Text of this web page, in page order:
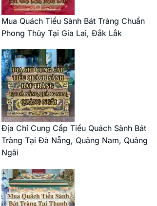
Mua Quách Tiểu Sành Bát Tràng Chuẩn
Phong Thủy Tại Gia Lai, Đắk Lắk
Địa Chỉ Cung Cấp Tiểu Quách Sành Bát
Tràng Tại Đà Nẵng, Quảng Nam, Quảng
Ngãi